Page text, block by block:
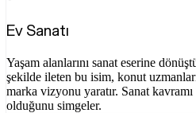
Ev Sanatı
Yaşam alanlarını sanat eserine
şekilde ileten bu isim, konut
marka vizyonu yaratır. Sanat
olduğunu simgeler.